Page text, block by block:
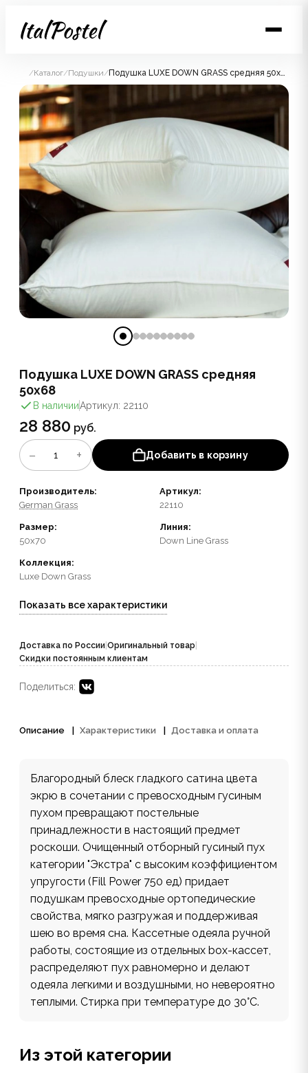
/Каталог/Подушки/ Подушка LUXE DOWN GRASS средняя 50x68
Подушка LUXE DOWN GRASS средняя
50x68
В наличииАртикул: 22110
28 880 руб.
− 1 + Добавить в корзину
Производитель:
German Grass
Артикул:
22110
Размер:
50x70
Линия:
Down Line Grass
Коллекция:
Luxe Down Grass
Показать все характеристики
Доставка по России Оригинальный товар
Скидки постоянным клиентам
Поделиться:
Описание Характеристики Доставка и оплата
Благородный блеск гладкого сатина цвета
экрю в сочетании с превосходным гусиным
пухом превращают постельные
принадлежности в настоящий предмет
роскоши. Очищенный отборный гусиный пух
категории "Экстра" с высоким коэффициентом
упругости (Fill Power 750 ед) придает
подушкам превосходные ортопедические
свойства, мягко разгружая и поддерживая
шею во время сна. Кассетные одеяла ручной
работы, состоящие из отдельных box-кассет,
распределяют пух равномерно и делают
одеяла легкими и воздушными, но невероятно
теплыми. Стирка при температуре до 30°С.
Из этой категории